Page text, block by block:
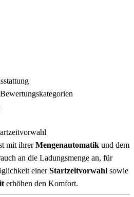
mit ihrerMengenautomatik und dem
an die Ladungsmenge an, für
einerStartzeitvorwahl sowie
erhöhen den Komfort.